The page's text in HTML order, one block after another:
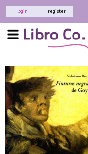
register
login
Allora
Sarai